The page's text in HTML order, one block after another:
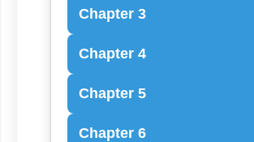
Chapter 3
Chapter 4
Chapter 5
Chapter 6